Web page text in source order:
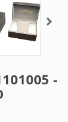
-